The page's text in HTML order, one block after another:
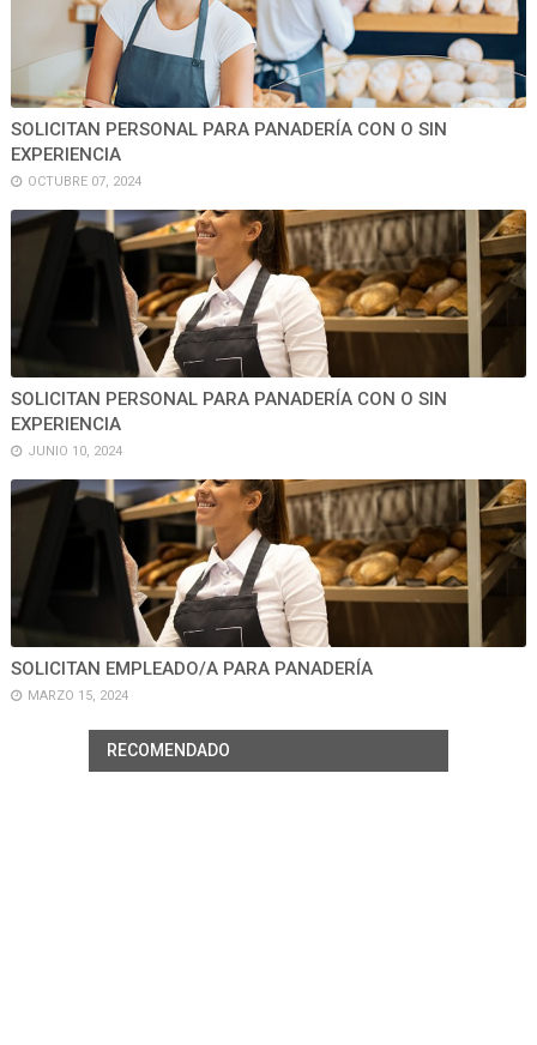
SOLICITAN PERSONAL PARA PANADERÍA CON O SIN
EXPERIENCIA
OCTUBRE 07, 2024
SOLICITAN PERSONAL PARA PANADERÍA CON O SIN
EXPERIENCIA
JUNIO 10, 2024
SOLICITAN EMPLEADO/A PARA PANADERÍA
MARZO 15, 2024
RECOMENDADO